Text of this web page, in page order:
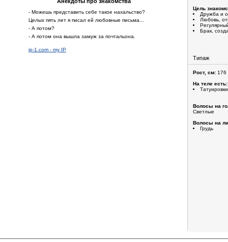
- Можешь представить себе такое нахальство?
Целых пять лет я писал ей любовные письма...
- А потом?
- А потом она вышла замуж за почтальона.
ip-1.com - my IP
Цель
Дружба и
Любовь,
Брак,
Типаж
Рост, см: 176
На теле есть:
Татуировки
Волосы на
Светлые
Волосы на
Грудь